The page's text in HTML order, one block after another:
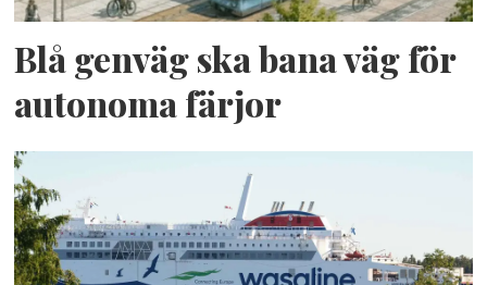
Blå genväg ska bana väg för
autonoma färjor